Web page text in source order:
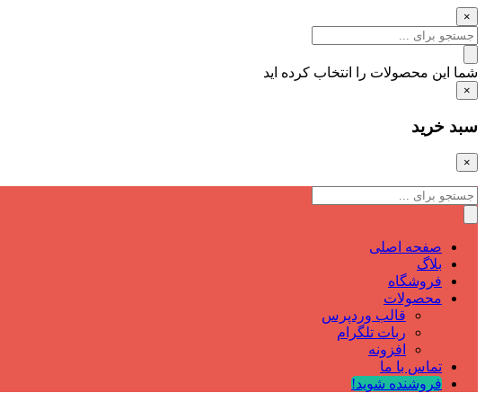
×
شما این محصولات را انتخاب کرده اید
×
سبد خرید
×
صفحه اصلی
بلاگ
فروشگاه
محصولات
قالب وردپرس
ربات تلگرام
افزونه
تماس با ما
فروشنده شوید!